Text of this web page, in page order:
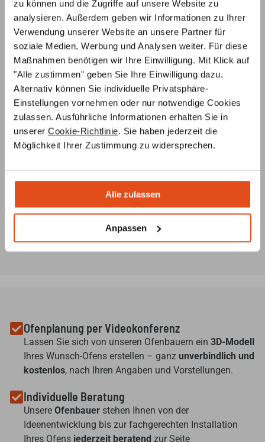
zu können und die Zugriffe auf unsere Website zu
analysieren. Außerdem geben wir Informationen zu Ihrer
Verwendung unserer Website an unsere Partner für
soziale Medien, Werbung und Analysen weiter. Für diese
Maßnahmen benötigen wir Ihre Einwilligung. Mit Klick auf
"Alle zustimmen" geben Sie Ihre Einwilligung dazu.
Alternativ können Sie individuelle Privatsphäre-
Einstellungen vornehmen oder nur notwendige Cookies
zulassen. Ausführliche Informationen erhalten Sie in
unserer Cookie-Richtlinie. Sie haben jederzeit die
Möglichkeit Ihrer Zustimmung zu widersprechen.
Alle zulassen
Anpassen
Fragen?
Schreiben Sie uns eine Mail mit Ihrem Anliegen und
wir melden uns schnellstmöglich bei Ihnen.
0221 292 010 90
Gerne beraten wir Sie auch telefonisch:
Mo-Fr: 8:00 Uhr - 18.00 Uhr
Ofenplanung per Videokonferenz
Lassen Sie sich von unseren Ofenbauern ein 3D-Modell
Ihres Wunsch-Ofens erstellen – ganz unverbindlich und
kostenlos, nach Ihren Angaben und Vorstellungen.
Individuelle Beratung
Unsere Ofenbauer stehen Ihnen von der
Ideenentwicklung bis zur fachgerechten Installation
Ihres Ofens jederzeit beratend zur Seite